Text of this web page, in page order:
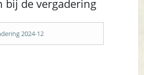
bij de vergadering
2024-12